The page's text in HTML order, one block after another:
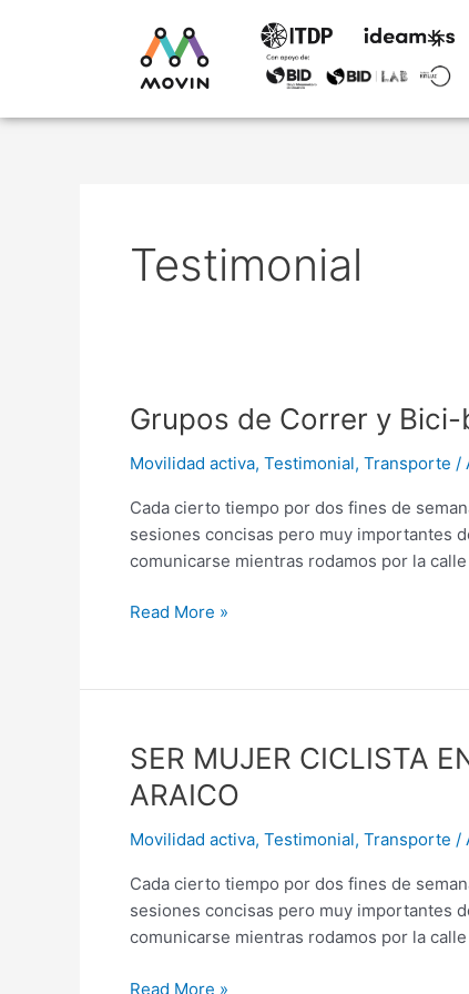
Testimonial
Grupos de Correr y Bici-
Movilidad activa, Testimonial, Transporte /
Cada cierto tiempo por dos fines de
sesiones concisas pero muy importantes
comunicarse mientras rodamos por la
Grupos
Correr
Bici-
buses
MOVIN
Read More »
SER MUJER CICLISTA
ARAICO
Movilidad activa, Testimonial, Transporte /
Cada cierto tiempo por dos fines de
sesiones concisas pero muy importantes
comunicarse mientras rodamos por la
SER
CICLISTA
EN
CDMX:
ENTRE
OSADÍA
Read More »